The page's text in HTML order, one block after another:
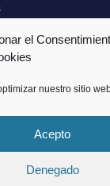
el
nuestro sitio
Acepto
Denegado
Todos los derechos
CAPV: 0097-CAV